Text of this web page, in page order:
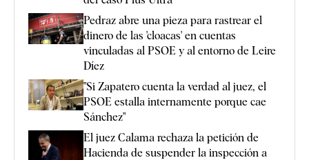
Pedraz abre una pieza para rastrear el
dinero de las 'cloacas' en cuentas
vinculadas al PSOE y al entorno de Leire
Díez
"Si Zapatero cuenta la verdad al juez, el
PSOE estalla internamente porque cae
Sánchez"
El juez Calama rechaza la petición de
Hacienda de suspender la inspección a